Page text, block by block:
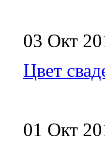
03 Окт
Цвет
01 Окт